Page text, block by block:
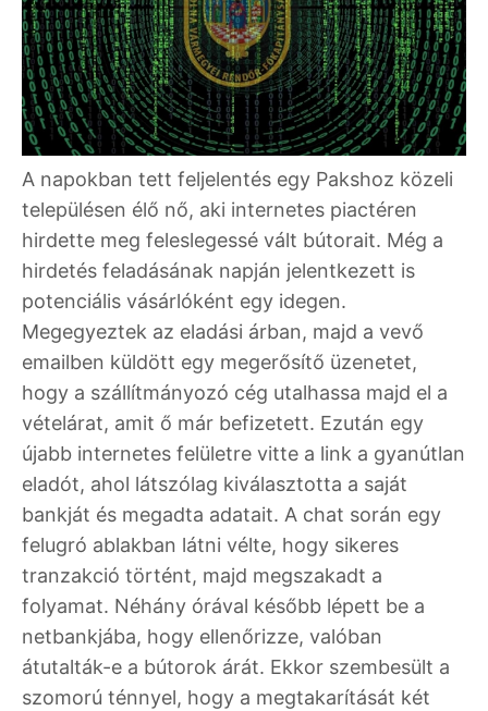
A napokban tett feljelentés egy Pakshoz közeli
településen élő nő, aki internetes piactéren
hirdette meg feleslegessé vált bútorait. Még a
hirdetés feladásának napján jelentkezett is
potenciális vásárlóként egy idegen.
Megegyeztek az eladási árban, majd a vevő
emailben küldött egy megerősítő üzenetet,
hogy a szállítmányozó cég utalhassa majd el a
vételárat, amit ő már befizetett. Ezután egy
újabb internetes felületre vitte a link a gyanútlan
eladót, ahol látszólag kiválasztotta a saját
bankját és megadta adatait. A chat során egy
felugró ablakban látni vélte, hogy sikeres
tranzakció történt, majd megszakadt a
folyamat. Néhány órával később lépett be a
netbankjába, hogy ellenőrizze, valóban
átutalták-e a bútorok árát. Ekkor szembesült a
szomorú ténnyel, hogy a megtakarítását két